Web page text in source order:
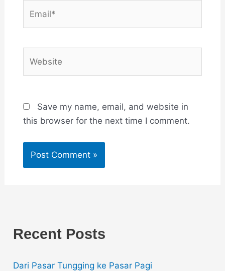
Save my name, email, and website in
this browser for the next time I comment.
Recent Posts
Dari Pasar Tungging ke Pasar Pagi